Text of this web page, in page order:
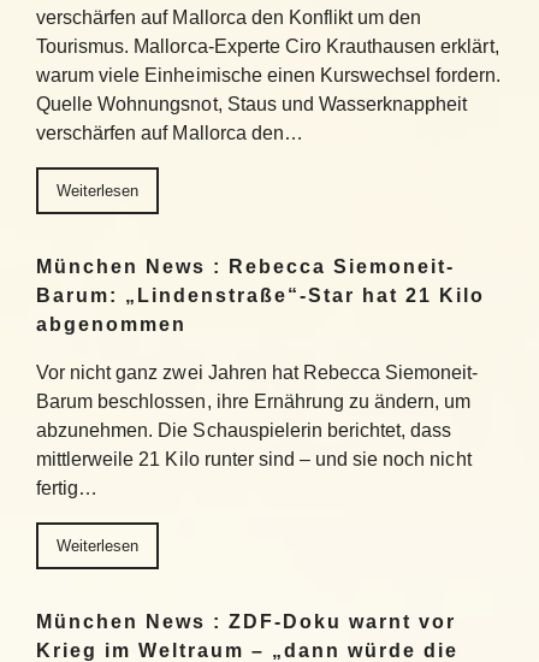
verschärfen auf Mallorca den Konflikt um den
Tourismus. Mallorca-Experte Ciro Krauthausen erklärt,
warum viele Einheimische einen Kurswechsel fordern.
Quelle Wohnungsnot, Staus und Wasserknappheit
verschärfen auf Mallorca den…
Weiterlesen
München News : Rebecca Siemoneit-
Barum: „Lindenstraße“-Star hat 21 Kilo
abgenommen
Vor nicht ganz zwei Jahren hat Rebecca Siemoneit-
Barum beschlossen, ihre Ernährung zu ändern, um
abzunehmen. Die Schauspielerin berichtet, dass
mittlerweile 21 Kilo runter sind – und sie noch nicht
fertig…
Weiterlesen
München News : ZDF-Doku warnt vor
Krieg im Weltraum – „dann würde die